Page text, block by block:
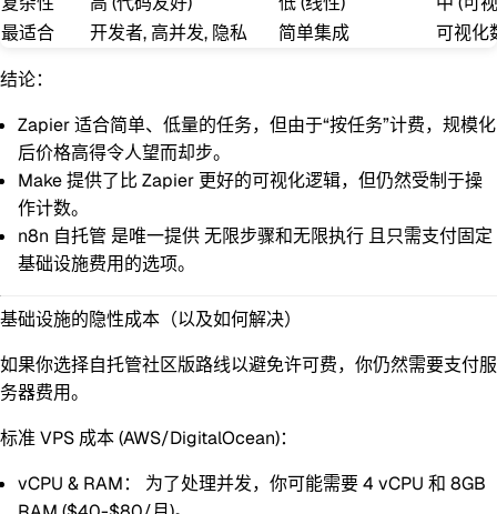
最适合
开发者, 高并发, 隐私 简单集成
可视化
结论：
Zapier适合简单、低量的任务，但由于“按任务”计费，规模化
后价格高得令人望而却步。
Make提供了比 Zapier 更好的可视化逻辑，但仍然受制于操
作计数。
n8n 自托管 是唯一提供无限步骤和无限执行 且只需支付固定
基础设施费用的选项。
基础设施的隐性成本（以及如何解决）
如果你选择自托管社区版路线以避免许可费，你仍然需要支付服
务器费用。
标准 VPS 成本 (AWS/DigitalOcean)：
vCPU & RAM：
为了处理并发，你可能需要 4 vCPU 和 8GB